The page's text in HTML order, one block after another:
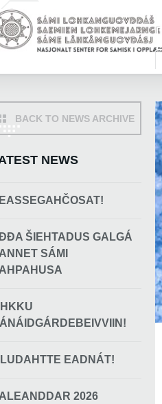
BACK TO NEWS ARCHIVE
NEWS
ŠIEHTADUS GALGÁ
SÁMI
EADNÁT!
2026